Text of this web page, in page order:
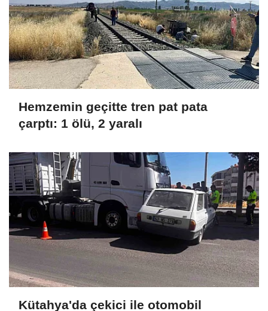
Hemzemin geçitte tren pat pata
çarptı: 1 ölü, 2 yaralı
Kütahya'da çekici ile otomobil